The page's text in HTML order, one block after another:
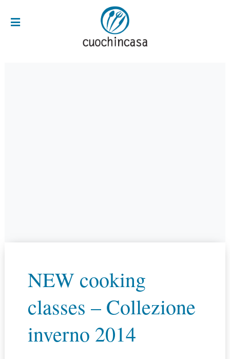
NEW cooking
classes – Collezione
inverno 2014